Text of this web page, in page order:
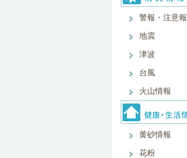
警報・注意報
地震
津波
台風
火山情報
黄砂情報
花粉